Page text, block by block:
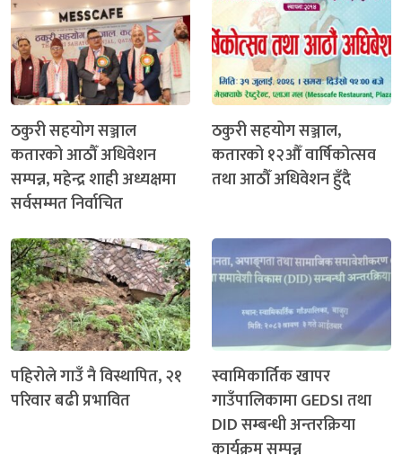
ठकुरी सहयोग सञ्जाल
कतारको आठौँ अधिवेशन
सम्पन्न, महेन्द्र शाही अध्यक्षमा
सर्वसम्मत निर्वाचित
ठकुरी सहयोग सञ्जाल,
कतारको १२औँ वार्षिकोत्सव
तथा आठौँ अधिवेशन हुँदै
पहिरोले गाउँ नै विस्थापित, २१
परिवार बढी प्रभावित
स्वामिकार्तिक खापर
गाउँपालिकामा GEDSI तथा
DID सम्बन्धी अन्तरक्रिया
कार्यक्रम सम्पन्न